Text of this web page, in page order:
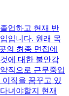
업하고 현재 반
입니다. 원래 목
의 최종 면접에
에 대한 불안감
직으로 근무중입
직을 꿈꾸고 있
녀야할지 현재